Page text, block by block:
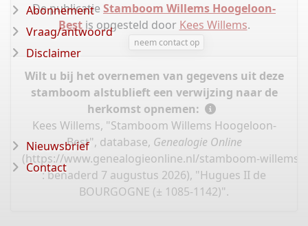
De publicatie Stamboom Willems Hoogeloon-
Bestis opgesteld door Kees Willems.
neem contact op
Wilt u bij het overnemen van gegevens uit deze
stamboom alstublieft een verwijzing naar de
herkomst opnemen:
Kees Willems, "Stamboom Willems Hoogeloon-
Best", database, Genealogie Online
(https://www.genealogieonline.nl/stamboom-willems-
: benaderd 7 augustus 2026), "Hugues II de
BOURGOGNE (± 1085-1142)".
Abonnement
Vraag/antwoord
Disclaimer
Nieuwsbrief
Contact